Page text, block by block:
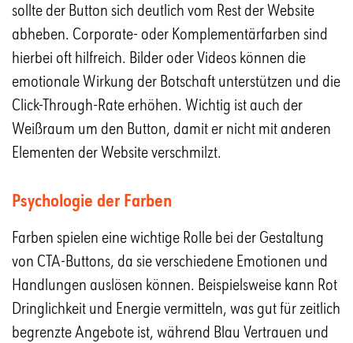
sollte der Button sich deutlich vom Rest der Website
abheben. Corporate- oder Komplementärfarben sind
hierbei oft hilfreich. Bilder oder Videos können die
emotionale Wirkung der Botschaft unterstützen und die
Click-Through-Rate erhöhen. Wichtig ist auch der
Weißraum um den Button, damit er nicht mit anderen
Elementen der Website verschmilzt.
Psychologie der Farben
Farben spielen eine wichtige Rolle bei der Gestaltung
von CTA-Buttons, da sie verschiedene Emotionen und
Handlungen auslösen können. Beispielsweise kann Rot
Dringlichkeit und Energie vermitteln, was gut für zeitlich
begrenzte Angebote ist, während Blau Vertrauen und